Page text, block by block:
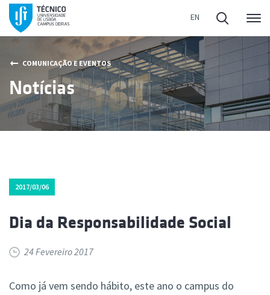
COMUNICAÇÃO E EVENTOS
Notícias
2017/03/06
Dia da Responsabilidade Social
24 Fevereiro 2017
Como já vem sendo hábito, este ano o campus do